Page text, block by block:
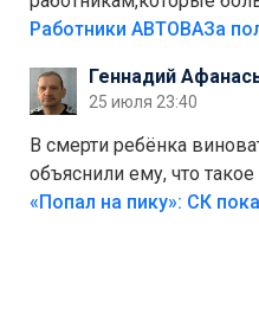
на предприятии.
Работники АВТОВАЗа
Геннадий
25 июля 23:40
В смерти ребёнка
объяснили ему, что
Лезть через такой